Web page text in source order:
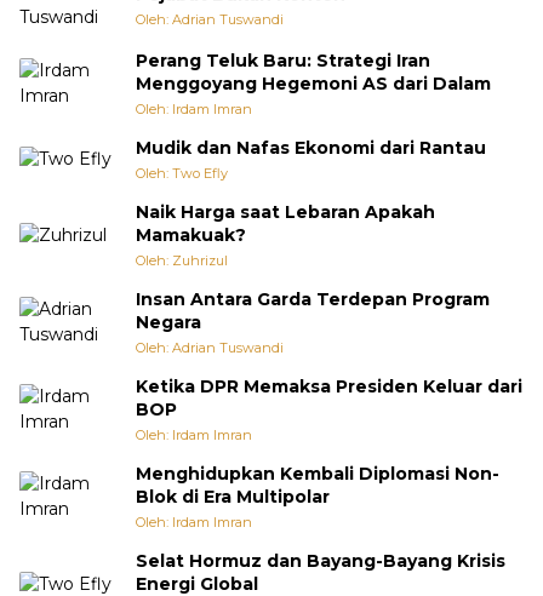
Oleh: Adrian Tuswandi
Perang Teluk Baru: Strategi Iran
Menggoyang Hegemoni AS dari Dalam
Oleh: Irdam Imran
Mudik dan Nafas Ekonomi dari Rantau
Oleh: Two Efly
Naik Harga saat Lebaran Apakah
Mamakuak?
Oleh: Zuhrizul
Insan Antara Garda Terdepan Program
Negara
Oleh: Adrian Tuswandi
Ketika DPR Memaksa Presiden Keluar dari
BOP
Oleh: Irdam Imran
Menghidupkan Kembali Diplomasi Non-
Blok di Era Multipolar
Oleh: Irdam Imran
Selat Hormuz dan Bayang-Bayang Krisis
Energi Global